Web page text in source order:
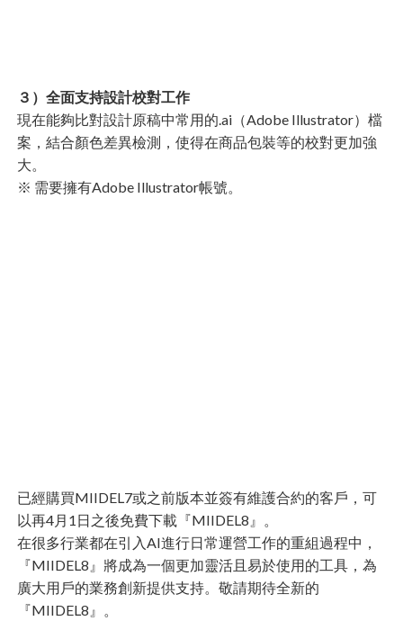
３）全面支持設計校對工作
現在能夠比對設計原稿中常用的.ai（Adobe Illustrator）檔
案，結合顏色差異檢測，使得在商品包裝等的校對更加強
大。
※ 需要擁有Adobe Illustrator帳號。
已經購買MIIDEL7或之前版本並簽有維護合約的客戶，可
以再4月1日之後免費下載『MIIDEL8』。
在很多行業都在引入AI進行日常運營工作的重組過程中，
『MIIDEL8』將成為一個更加靈活且易於使用的工具，為
廣大用戶的業務創新提供支持。敬請期待全新的
『MIIDEL8』。